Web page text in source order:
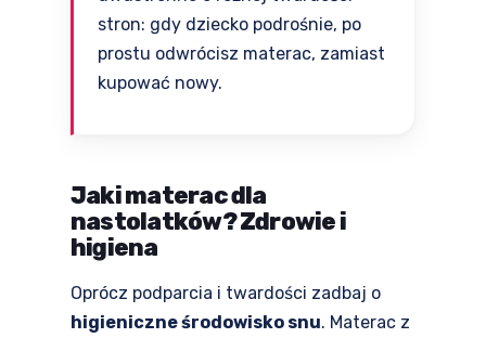
stron: gdy dziecko podrośnie, po
prostu odwrócisz materac, zamiast
kupować nowy.
Jaki materac dla
nastolatków? Zdrowie i
higiena
Oprócz podparcia i twardości zadbaj o
higieniczne środowisko snu. Materac z